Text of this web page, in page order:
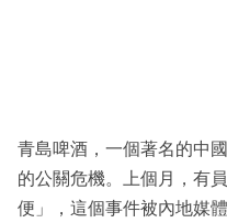
區
青島啤酒，一個著名的中
的公關危機。上個月，有
便」，這個事件被內地媒